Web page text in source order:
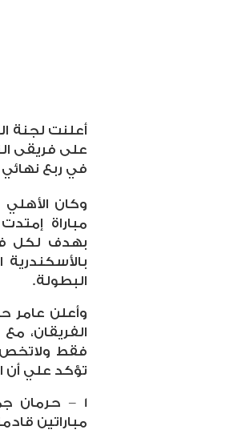
أعلنت لجنة
على فريقى
في ربع
وكان
مباراة
بهدف لكل
البطولة.
وأعلن عامر
الفريقان،
فقط ولاتخص
تؤكد علي أن
1 – حرمان
مباراتين